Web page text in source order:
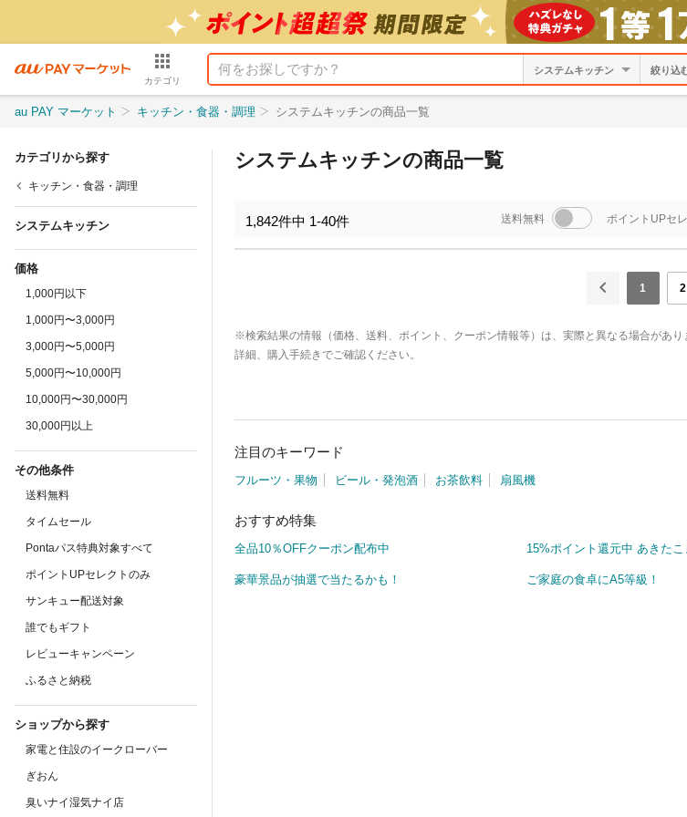
カテゴリ
絞り込
au PAY マーケット キッチン・食器・調理 システムキッチンの商品一覧
カテゴリから探す
キッチン・食器・調理
システムキッチン
価格
1,000円以下
1,000円〜3,000円
3,000円〜5,000円
5,000円〜10,000円
10,000円〜30,000円
30,000円以上
その他条件
送料無料
タイムセール
Pontaパス特典対象すべて
ポイントUPセレクトのみ
サンキュー配送対象
誰でもギフト
レビューキャンペーン
ふるさと納税
ショップから探す
家電と住設のイークローバー
ぎおん
臭いナイ湿気ナイ店
システムキッチンの商品一覧
1,842件中 1-40件 送料無料 ポイントUPセ
1 2
※検索結果の情報（価格、送料、ポイント、クーポン情報等）は、実際と異なる場合があ
詳細、購入手続きでご確認ください。
注目のキーワード
フルーツ・果物 ビール・発泡酒 お茶飲料 扇風機
おすすめ特集
全品10％OFFクーポン配布中 15%ポイント還元中 あきたこ
豪華景品が抽選で当たるかも！ ご家庭の食卓にA5等級！